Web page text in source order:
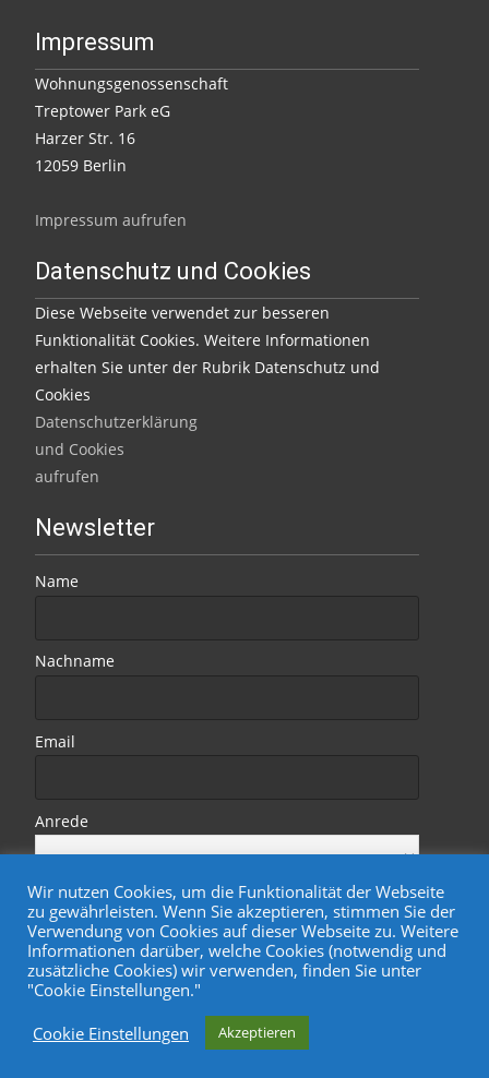
Impressum
Wohnungsgenossenschaft
Treptower Park eG
Harzer Str. 16
12059 Berlin
Impressum aufrufen
Datenschutz und Cookies
Diese Webseite verwendet zur besseren
Funktionalität Cookies. Weitere Informationen
erhalten Sie unter der Rubrik Datenschutz und
Cookies
Datenschutzerklärung
und Cookies
aufrufen
Newsletter
Name
Nachname
Email
Anrede
Copyright © Wohnungsgenossenschaft Treptower Park eG
Powered by WordPress, Designed byDavide.de
Wir nutzen Cookies, um die Funktionalität der Webseite
zu gewährleisten. Wenn Sie akzeptieren, stimmen Sie der
Verwendung von Cookies auf dieser Webseite zu. Weitere
Informationen darüber, welche Cookies (notwendig und
zusätzliche Cookies) wir verwenden, finden Sie unter
"Cookie Einstellungen."
Cookie Einstellungen
Akzeptieren